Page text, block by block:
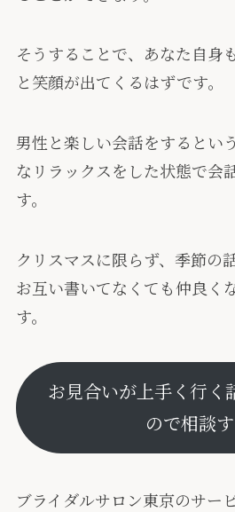
そうすることで、あなた自身
と笑顔が出てくるはずです。
男性と楽しい会話をするとい
なリラックスをした状態で会
す。
クリスマスに限らず、季節の
お互い書いてなくても仲良く
す。
お見合いが上手く行く
ので相談
ブライダルサロン東京のサー